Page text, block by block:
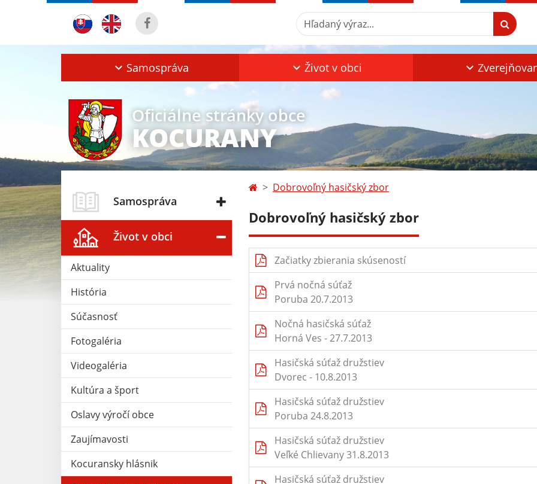
Hľadaný výraz...
Samospráva Život v obci
Oficiálne stránky obce
KOCURANY
Samospráva
Život v obci
Aktuality
História
Súčasnosť
Fotogaléria
Videogaléria
Kultúra a šport
Oslavy výročí obce
Zaujímavosti
Kocuransky hlásnik
Dobrovoľný hasičský zbor
Dobrovoľný hasičský zbor
Začiatky zbierania skúseností
Prvá nočná súťaž
Poruba 20.7.2013
Nočná hasičská súťaž
Horná Ves - 27.7.2013
Hasičská súťaž družstiev
Dvorec - 10.8.2013
Hasičská súťaž družstiev
Poruba 24.8.2013
Hasičská súťaž družstiev
Veľké Chlievany 31.8.2013
Hasičská súťaž družstiev